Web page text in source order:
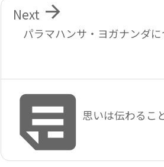
パラマハンサ・ヨガナンダ

Next
思いは伝わるこ